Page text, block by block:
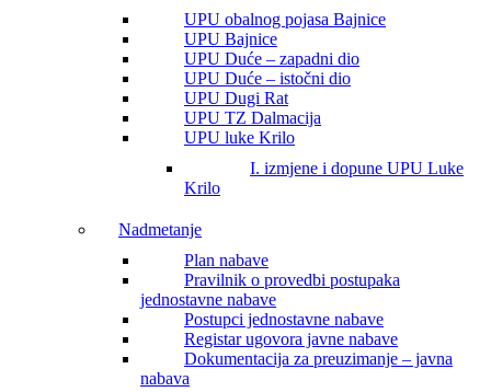
UPU obalnog pojasa Bajnice
UPU Bajnice
UPU Duće – zapadni dio
UPU Duće – istočni dio
UPU Dugi Rat
UPU TZ Dalmacija
UPU luke Krilo
I. izmjene i dopune UPU Luke
Krilo
Nadmetanje
Plan nabave
Pravilnik o provedbi postupaka
jednostavne nabave
Postupci jednostavne nabave
Registar ugovora javne nabave
Dokumentacija za preuzimanje – javna
nabava